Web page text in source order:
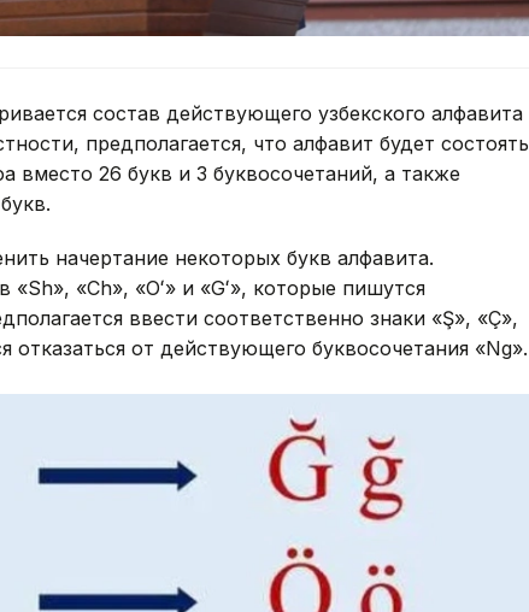
состав действующего узбекского алфавита
предполагается, что алфавит будет состоять
вместо 26 букв и 3 буквосочетаний, а также
начертание некоторых букв алфавита.
«Ch», «Oʻ» и «Gʻ», которые пишутся
ввести соответственно знаки «Ş», «Ç»,
отказаться от действующего буквосочетания «Ng».